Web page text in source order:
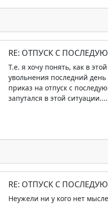
RE: ОТПУСК С
Т.е. я хочу понять, как в
увольнения последний
приказ на отпуск с
запутался в этой ситуации....
RE: ОТПУСК С
Неужели ни у кого нет